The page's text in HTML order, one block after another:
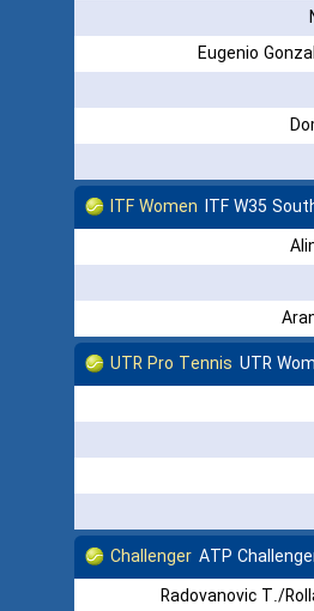
Eugenio
ITF Women ITF W35
UTR Pro Tennis UTR
Challenger ATP
Radovanovic T./